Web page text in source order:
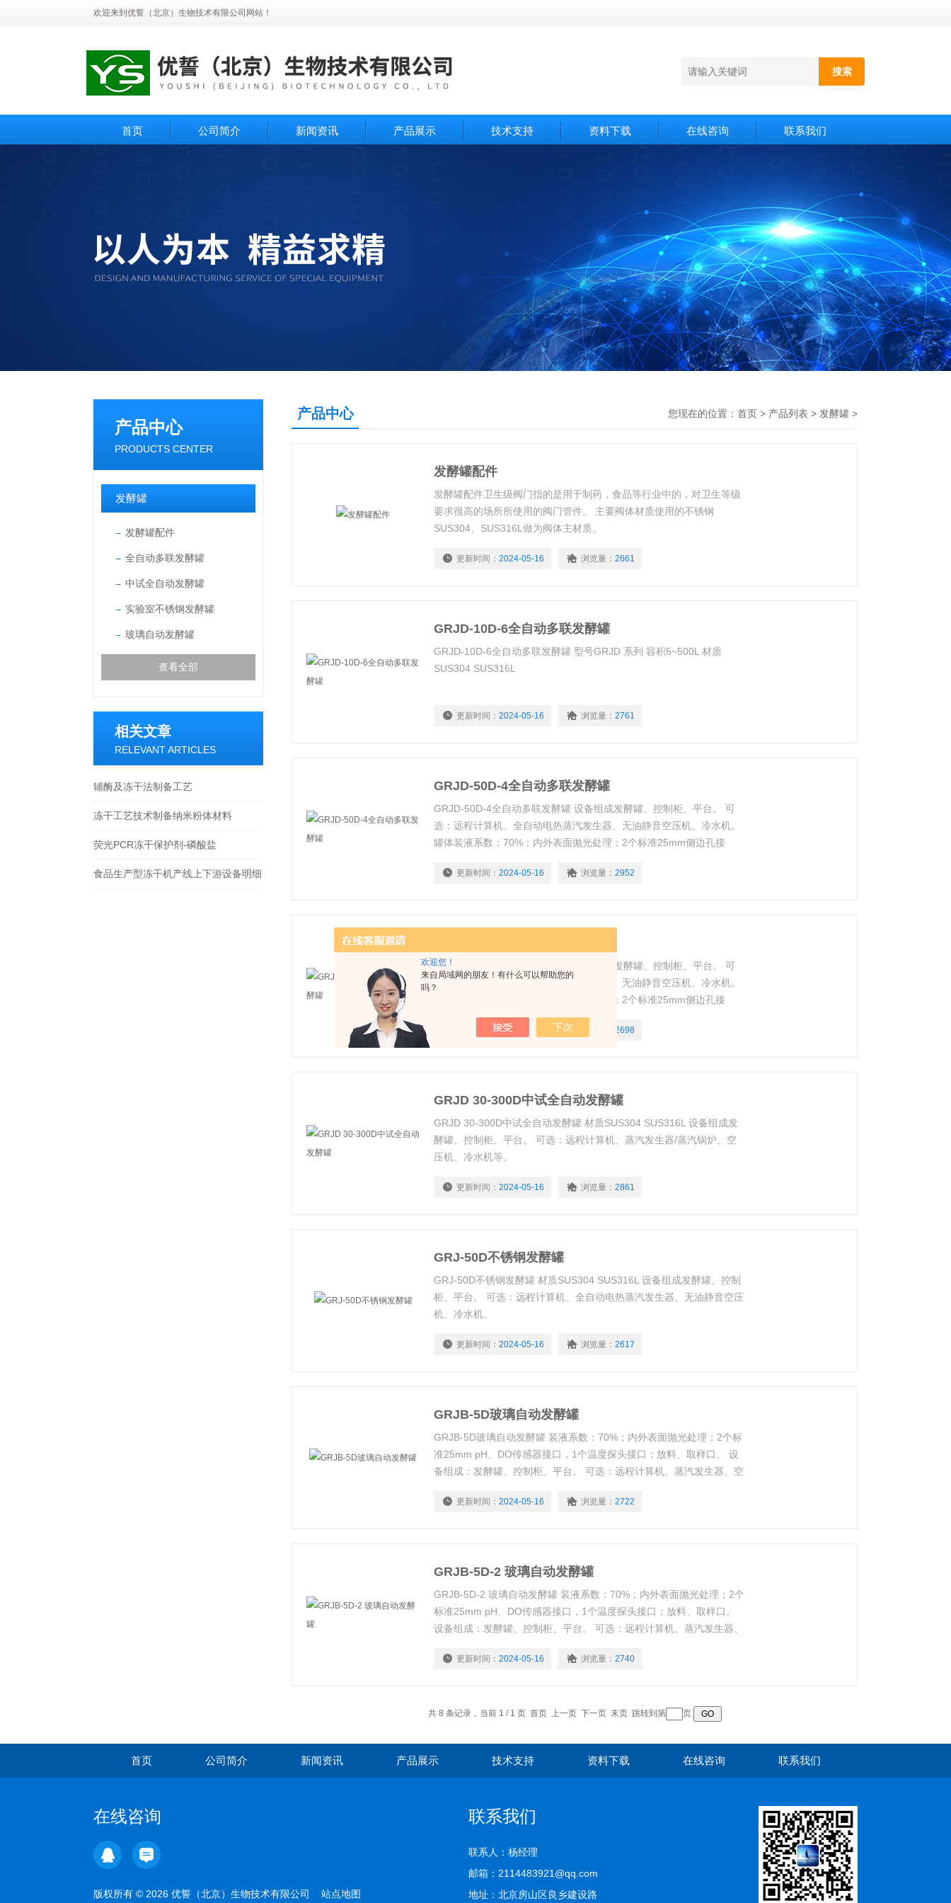
欢迎您！
来自局域网的朋友！有什么可以帮助您的
吗？
欢迎来到优誓（北京）生物技术有限公司网站！
首页 公司简介 新闻资讯 产品展示 技术支持 资料下载 在线咨询 联系我们
产品中心
PRODUCTS CENTER
发酵罐
发酵罐配件
全自动多联发酵罐
中试全自动发酵罐
实验室不锈钢发酵罐
玻璃自动发酵罐
查看全部
相关文章
RELEVANT ARTICLES
辅酶及冻干法制备工艺
冻干工艺技术制备纳米粉体材料
荧光PCR冻干保护剂-磷酸盐
食品生产型冻干机产线上下游设备明细
产品中心 您现在的位置： 首页 > 产品列表 > 发酵罐 >
发酵罐配件
发酵罐配件卫生级阀门指的是用于制药，食品等行业中的，对卫生等级
要求很高的场所所使用的阀门管件。 主要阀体材质使用的不锈钢
SUS304、SUS316L做为阀体主材质。
更新时间： 2024-05-16 浏览量： 2661
GRJD-10D-6全自动多联发酵罐
GRJD-10D-6全自动多联发酵罐 型号GRJD 系列 容积5~500L 材质
SUS304 SUS316L
更新时间： 2024-05-16 浏览量： 2761
GRJD-50D-4全自动多联发酵罐
GRJD-50D-4全自动多联发酵罐 设备组成发酵罐、控制柜、平台。 可
选：远程计算机、全自动电热蒸汽发生器、无油静音空压机、冷水机。
罐体装液系数：70%；内外表面抛光处理；2个标准25mm侧边孔接
电机选用伺服电机或交流减速电机，伺服无级调速或变频无级调速。
更新时间： 2024-05-16 浏览量： 2952
GRJD-20D-2全自动多联发酵罐 设备组成发酵罐、控制柜、平台。 可
选：远程计算机、全自动电热蒸汽发生器、无油静音空压机、冷水机。
罐体装液系数：70%；内外表面抛光处理；2个标准25mm侧边孔接
pH、DO传感器，1个温度探头侧边接口；可蒸汽灭菌的放料、取样口。
更新时间：2024-05-16 2698
GRJD 30-300D中试全自动发酵罐
GRJD 30-300D中试全自动发酵罐 材质SUS304 SUS316L 设备组成发
酵罐、控制柜、平台。 可选：远程计算机、蒸汽发生器/蒸汽锅炉、空
压机、冷水机等。
更新时间： 2024-05-16 浏览量： 2861
GRJ-50D不锈钢发酵罐
GRJ-50D不锈钢发酵罐 材质SUS304 SUS316L 设备组成发酵罐、控制
柜、平台。 可选：远程计算机、全自动电热蒸汽发生器、无油静音空压
机、冷水机。
更新时间： 2024-05-16 浏览量： 2617
GRJB-5D玻璃自动发酵罐
GRJB-5D玻璃自动发酵罐 装液系数：70%；内外表面抛光处理；2个标
准25mm pH、DO传感器接口，1个温度探头接口；放料、取样口。 设
备组成：发酵罐、控制柜、平台。 可选：远程计算机、蒸汽发生器、空
更新时间： 2024-05-16 浏览量： 2722
GRJB-5D-2 玻璃自动发酵罐
GRJB-5D-2 玻璃自动发酵罐 装液系数：70%；内外表面抛光处理；2个
标准25mm pH、DO传感器接口，1个温度探头接口；放料、取样口。
设备组成：发酵罐、控制柜、平台。 可选：远程计算机、蒸汽发生器、
更新时间： 2024-05-16 浏览量： 2740
共 8 条记录，当前 1 / 1 页 首页 上一页 下一页 末页 跳转到第 页
首页 公司简介 新闻资讯 产品展示 技术支持 资料下载 在线咨询 联系我们
在线咨询
版权所有 © 2026 优誓（北京）生物技术有限公司 站点地图
联系我们
联系人：杨经理
邮箱：2114483921@qq.com
地址：北京房山区良乡建设路